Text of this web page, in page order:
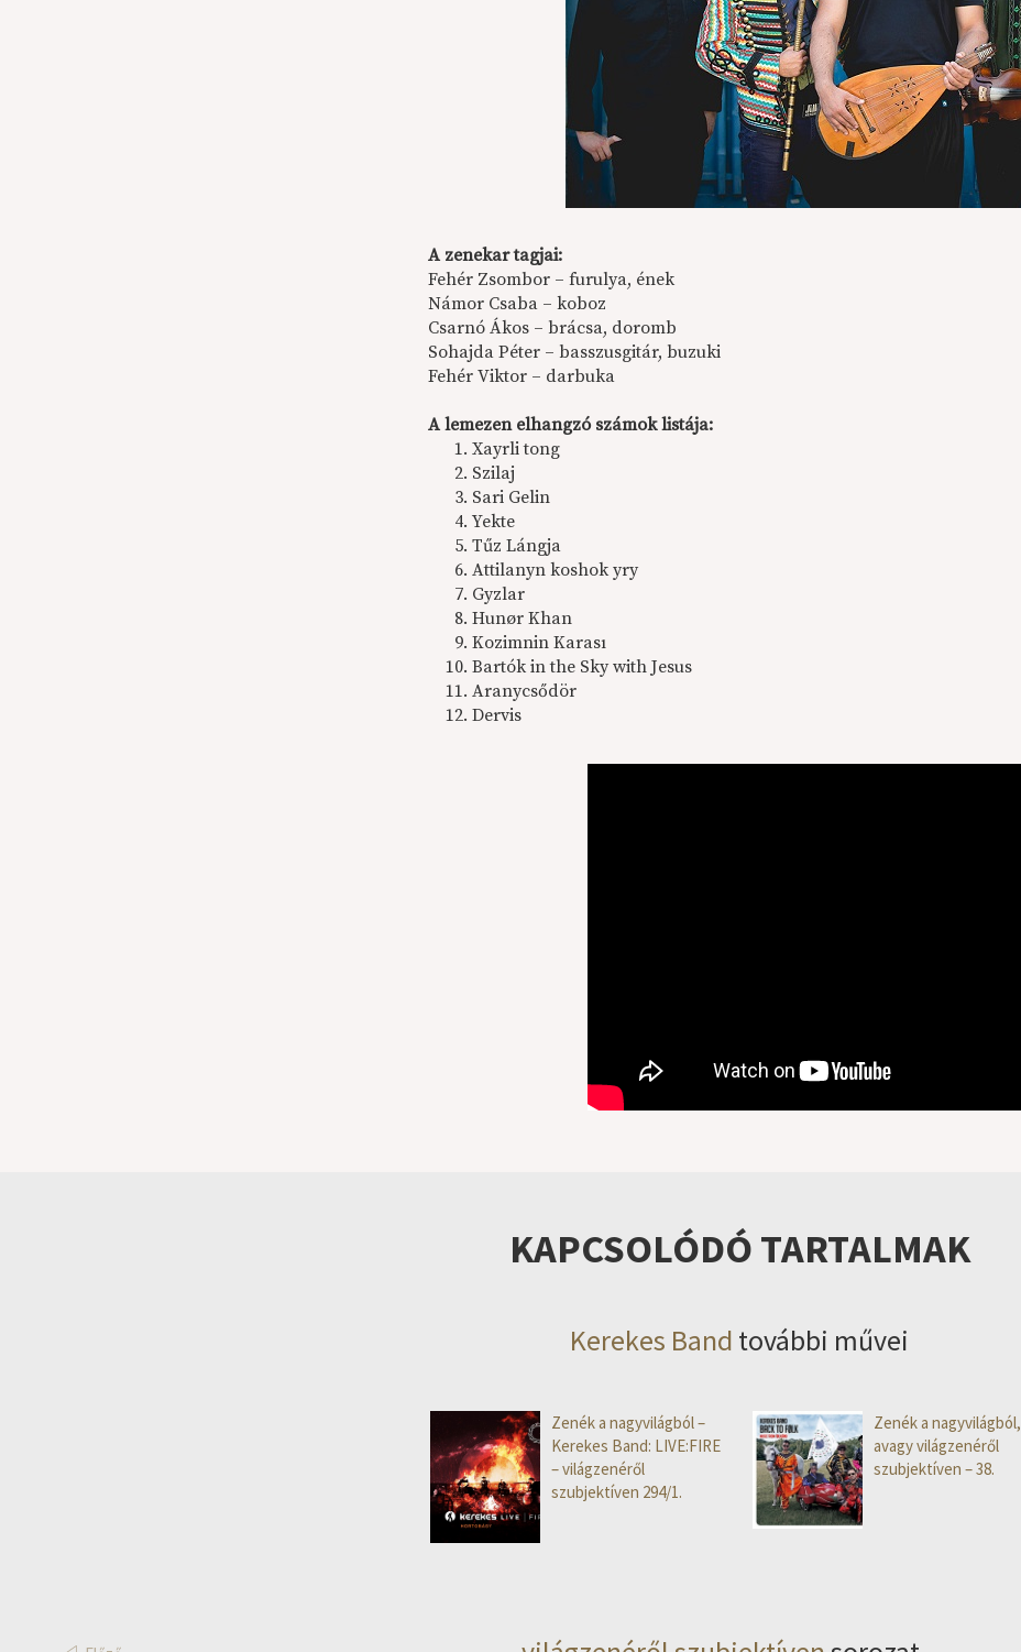
A zenekar tagjai:
Fehér Zsombor – furulya, ének
Námor Csaba – koboz
Csarnó Ákos – brácsa, doromb
Sohajda Péter – basszusgitár, buzuki
Fehér Viktor – darbuka
A lemezen elhangzó számok listája:
Xayrli tong
Szilaj
Sari Gelin
Yekte
Tűz Lángja
Attilanyn koshok yry
Gyzlar
Hunør Khan
Kozimnin Karası
Bartók in the Sky with Jesus
Aranycsődör
Dervis
KAPCSOLÓDÓ TARTALMAK
Kerekes Band további művei
Zenék a nagyvilágból –
Kerekes Band: LIVE:FIRE
– világzenéről
szubjektíven 294/1.
Zenék a nagyvilágból,
avagy világzenéről
szubjektíven – 38.